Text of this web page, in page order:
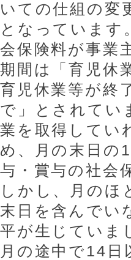
いての仕組の変
となっています
会保険料が事業
期間は「育児休
育児休業等が終
で」とされてい
業を取得してい
め、月の末日の
与・賞与の社会
しかし、月のほ
末日を含んでい
平が生じていま
月の途中で14日